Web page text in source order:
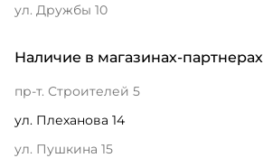
ул. Дружбы 10
Наличие в магазинах-партнерах
пр-т. Строителей 5
ул. Плеханова 14
ул. Пушкина 15